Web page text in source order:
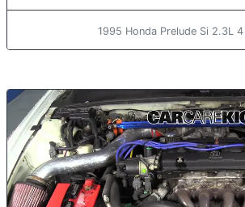
1995 Honda Prelude Si 2.3L 4